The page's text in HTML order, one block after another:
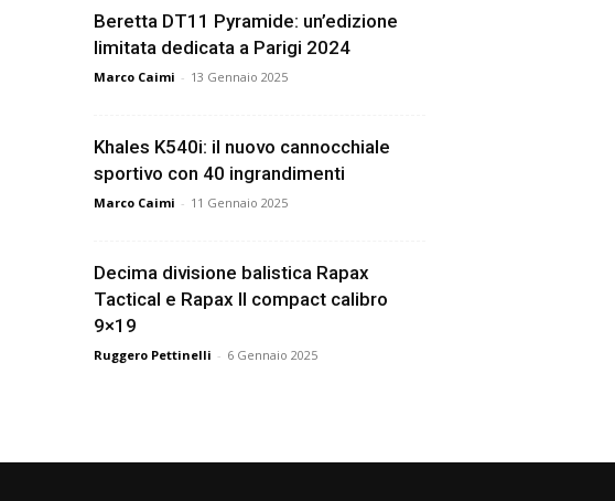
Beretta DT11 Pyramide: un’edizione
limitata dedicata a Parigi 2024
Marco Caimi - 13 Gennaio 2025
Khales K540i: il nuovo cannocchiale
sportivo con 40 ingrandimenti
Marco Caimi - 11 Gennaio 2025
Decima divisione balistica Rapax
Tactical e Rapax II compact calibro
9×19
Ruggero Pettinelli - 6 Gennaio 2025